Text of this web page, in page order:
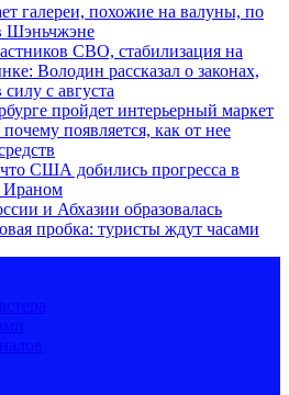
галереи, похожие на валуны, по
Шэньчжэне
СВО, стабилизация на
Володин рассказал о законах,
с августа
пройдет интерьерный маркет
появляется, как от нее
США добились прогресса в
Ираном
и Абхазии образовалась
пробка: туристы ждут часами